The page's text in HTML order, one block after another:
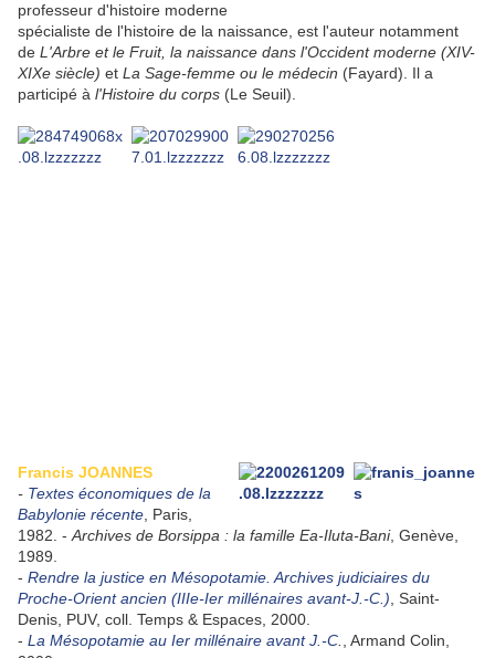
professeur d'histoire moderne
spécialiste de l'histoire de la naissance, est l'auteur notamment
de L'Arbre et le Fruit, la naissance dans l'Occident moderne (XIV-
XIXe siècle) et La Sage-femme ou le médecin (Fayard). Il a
participé à l'Histoire du corps (Le Seuil).
Francis JOANNES
- Textes économiques de la
Babylonie récente , Paris,
1982. - Archives de Borsippa : la famille Ea-Iluta-Bani, Genève,
1989.
- Rendre la justice en Mésopotamie. Archives judiciaires du
Proche-Orient ancien (IIIe-Ier millénaires avant-J.-C.) , Saint-
Denis, PUV, coll. Temps & Espaces, 2000.
- La Mésopotamie au Ier millénaire avant J.-C
, Armand Colin,